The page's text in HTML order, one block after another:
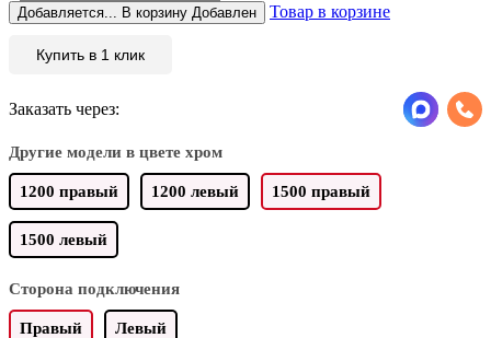
Добавляется... В корзину Добавлен Товар в корзине
Купить в 1 клик
Заказать через:
Другие модели в цвете хром
1200 правый 1200 левый 1500 правый
1500 левый
Сторона подключения
Правый Левый